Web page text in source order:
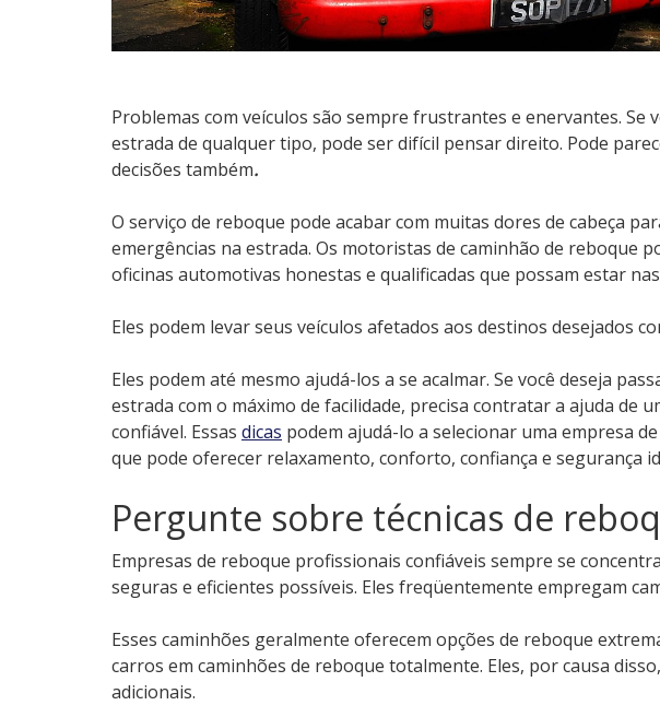
Problemas com veículos são sempre frustrantes e enervantes. Se
estrada de qualquer tipo, pode ser difícil pensar direito. Pode
decisões também.
O serviço de reboque pode acabar com muitas dores de cabeça
emergências na estrada. Os motoristas de caminhão de reboque
oficinas automotivas honestas e qualificadas que possam estar
Eles podem levar seus veículos afetados aos destinos desejados
Eles podem até mesmo ajudá-los a se acalmar. Se você deseja
estrada com o máximo de facilidade, precisa contratar a ajuda de
confiável. Essas dicas podem ajudá-lo a selecionar uma empresa
que pode oferecer relaxamento, conforto, confiança e segurança
Pergunte sobre técnicas de
Empresas de reboque profissionais confiáveis ​​sempre se
seguras e eficientes possíveis. Eles freqüentemente empregam
Esses caminhões geralmente oferecem opções de reboque
carros em caminhões de reboque totalmente. Eles, por causa
adicionais.